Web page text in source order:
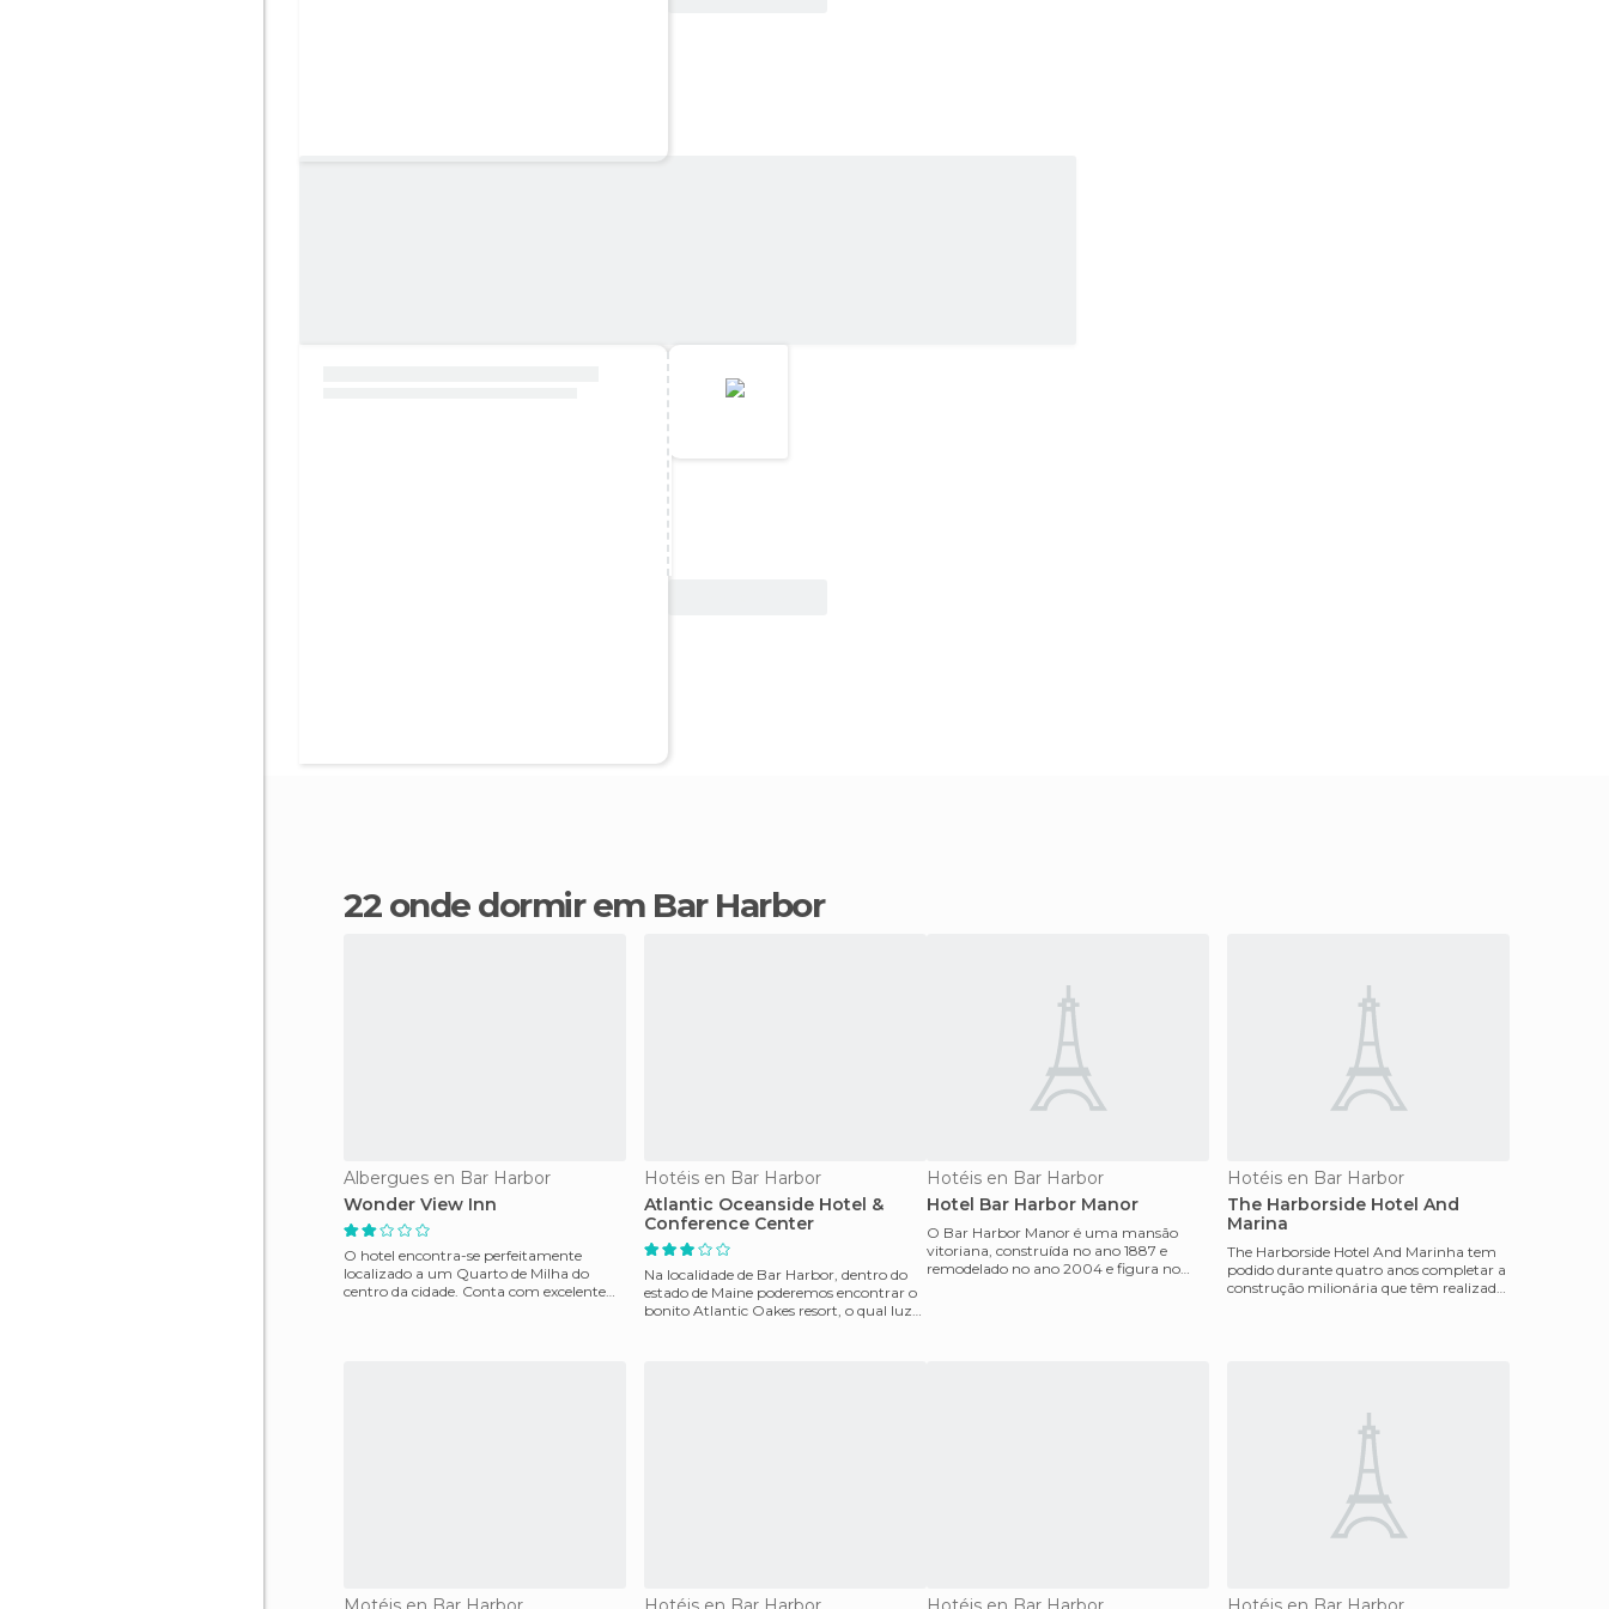
22 onde dormir em Bar Harbor
Albergues en Bar Harbor
Wonder View Inn
O hotel encontra-se perfeitamente
localizado a um Quarto de Milha do
centro da cidade. Conta com excelente
Hotéis en Bar Harbor
Atlantic Oceanside Hotel &
Conference Center
Na localidade de Bar Harbor, dentro do
estado de Maine poderemos encontrar o
bonito Atlantic Oakes resort, o qual luze
Hotéis en Bar Harbor
Hotel Bar Harbor Manor
O Bar Harbor Manor é uma mansão
vitoriana, construída no ano 1887 e
remodelado no ano 2004 e figura no
Hotéis en Bar Harbor
The Harborside Hotel And
Marina
The Harborside Hotel And Marinha tem
podido durante quatro anos completar a
construção milionária que têm realizado